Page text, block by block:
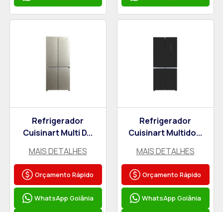
Refrigerador
Cuisinart Multi D...
MAIS DETALHES
Orçamento Rápido
WhatsApp Goiânia
Refrigerador
Cuisinart Multido...
MAIS DETALHES
Orçamento Rápido
WhatsApp Goiânia